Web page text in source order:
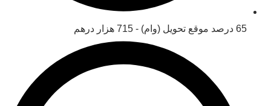
65 درصد موقع تحویل (وام) - 715 هزار درهم